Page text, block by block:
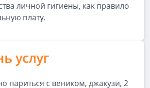
личной гигиены, как правило
плату.
услуг
париться с веником, джакузи, 2